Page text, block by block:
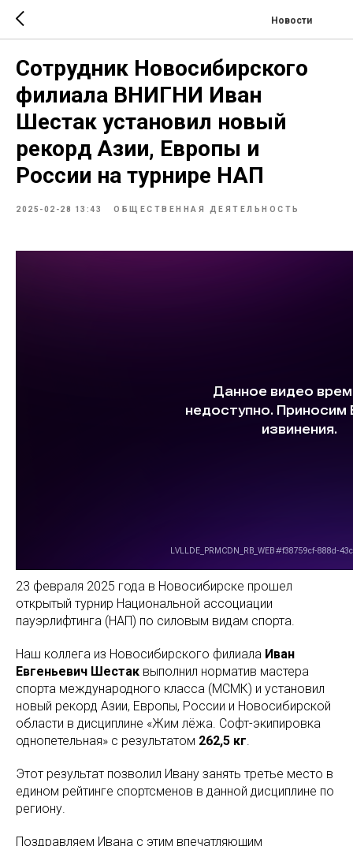
Новости
Сотрудник Новосибирского
филиала ВНИГНИ Иван
Шестак установил новый
рекорд Азии, Европы и
России на турнире НАП
2025-02-28 13:43 ОБЩЕСТВЕННАЯ ДЕЯТЕЛЬНОСТЬ
23 февраля 2025 года в Новосибирске прошел
открытый турнир Национальной ассоциации
пауэрлифтинга (НАП) по силовым видам спорта.
Наш коллега из Новосибирского филиала Иван
Евгеньевич Шестак выполнил норматив мастера
спорта международного класса (МСМК) и установил
новый рекорд Азии, Европы, России и Новосибирской
области в дисциплине «Жим лёжа. Софт-экипировка
однопетельная» с результатом 262,5 кг.
Этот результат позволил Ивану занять третье место в
едином рейтинге спортсменов в данной дисциплине по
региону.
Поздравляем Ивана с этим впечатляющим